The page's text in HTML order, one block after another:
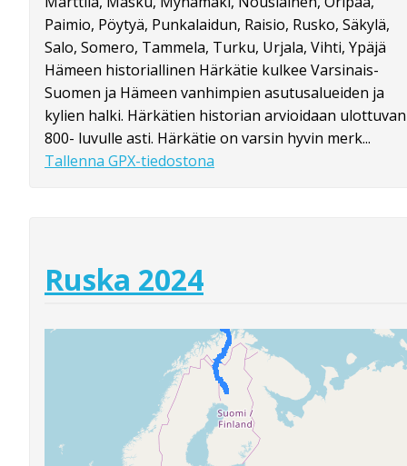
Paimio, Pöytyä, Punkalaidun, Raisio, Rusko, Säkylä,
Salo, Somero, Tammela, Turku, Urjala, Vihti, Ypäjä
Hämeen historiallinen Härkätie kulkee Varsinais-
Suomen ja Hämeen vanhimpien asutusalueiden ja
kylien halki. Härkätien historian arvioidaan ulottuvan
800- luvulle asti. Härkätie on varsin hyvin merk...
Tallenna GPX-tiedostona
Ruska 2024